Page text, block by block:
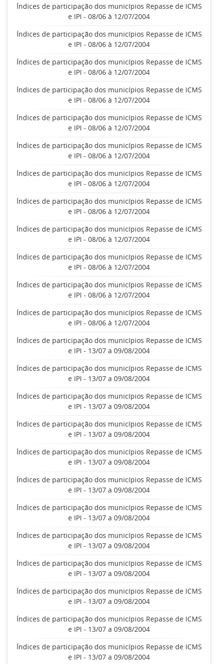
Índices de participação dos municípios Repasse de ICMS
e IPI - 08/06 à 12/07/2004
Índices de participação dos municípios Repasse de ICMS
e IPI - 08/06 à 12/07/2004
Índices de participação dos municípios Repasse de ICMS
e IPI - 08/06 à 12/07/2004
Índices de participação dos municípios Repasse de ICMS
e IPI - 08/06 à 12/07/2004
Índices de participação dos municípios Repasse de ICMS
e IPI - 08/06 à 12/07/2004
Índices de participação dos municípios Repasse de ICMS
e IPI - 08/06 à 12/07/2004
Índices de participação dos municípios Repasse de ICMS
e IPI - 08/06 à 12/07/2004
Índices de participação dos municípios Repasse de ICMS
e IPI - 08/06 à 12/07/2004
Índices de participação dos municípios Repasse de ICMS
e IPI - 08/06 à 12/07/2004
Índices de participação dos municípios Repasse de ICMS
e IPI - 08/06 à 12/07/2004
Índices de participação dos municípios Repasse de ICMS
e IPI - 08/06 à 12/07/2004
Índices de participação dos municípios Repasse de ICMS
e IPI - 08/06 à 12/07/2004
Índices de participação dos municípios Repasse de ICMS
e IPI - 13/07 a 09/08/2004
Índices de participação dos municípios Repasse de ICMS
e IPI - 13/07 a 09/08/2004
Índices de participação dos municípios Repasse de ICMS
e IPI - 13/07 a 09/08/2004
Índices de participação dos municípios Repasse de ICMS
e IPI - 13/07 a 09/08/2004
Índices de participação dos municípios Repasse de ICMS
e IPI - 13/07 a 09/08/2004
Índices de participação dos municípios Repasse de ICMS
e IPI - 13/07 a 09/08/2004
Índices de participação dos municípios Repasse de ICMS
e IPI - 13/07 a 09/08/2004
Índices de participação dos municípios Repasse de ICMS
e IPI - 13/07 a 09/08/2004
Índices de participação dos municípios Repasse de ICMS
e IPI - 13/07 a 09/08/2004
Índices de participação dos municípios Repasse de ICMS
e IPI - 13/07 a 09/08/2004
Índices de participação dos municípios Repasse de ICMS
e IPI - 13/07 a 09/08/2004
Índices de participação dos municípios Repasse de ICMS
e IPI - 13/07 a 09/08/2004